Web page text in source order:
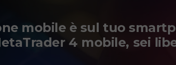
mobile è sul tuo
4 mobile, sei